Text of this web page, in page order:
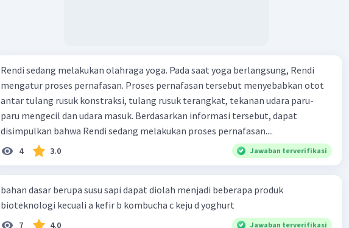
Rendi sedang melakukan olahraga yoga. Pada saat yoga berlangsung, Rendi
mengatur proses pernafasan. Proses pernafasan tersebut menyebabkan otot
antar tulang rusuk konstraksi, tulang rusuk terangkat, tekanan udara paru-
paru mengecil dan udara masuk. Berdasarkan informasi tersebut, dapat
disimpulkan bahwa Rendi sedang melakukan proses pernafasan....
4 3.0 Jawaban terverifikasi
bahan dasar berupa susu sapi dapat diolah menjadi beberapa produk
bioteknologi kecuali a kefir b kombucha c keju d yoghurt
7 4.0 Jawaban terverifikasi